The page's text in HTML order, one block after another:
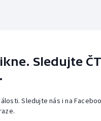
Sledujte
Sledujte nás i na